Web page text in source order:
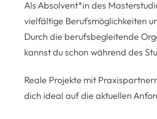
Als Absolvent*in des
vielfältige Berufsmöglichkeiten
Durch die berufsbegleitende
kannst du schon während des
Reale Projekte mit
dich ideal auf die aktuellen